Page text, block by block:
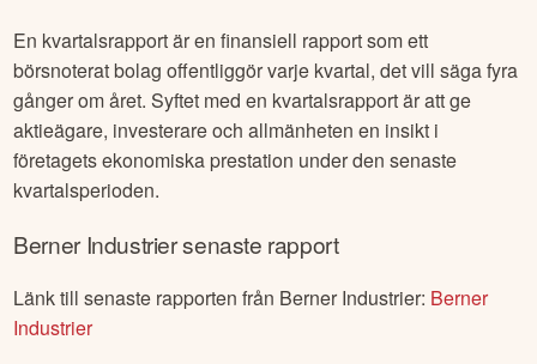
En kvartalsrapport är en finansiell rapport som ett
börsnoterat bolag offentliggör varje kvartal, det vill säga fyra
gånger om året. Syftet med en kvartalsrapport är att ge
aktieägare, investerare och allmänheten en insikt i
företagets ekonomiska prestation under den senaste
kvartalsperioden.
Berner Industriersenaste rapport
Länk till senaste rapporten från Berner Industrier: Berner
Industrier